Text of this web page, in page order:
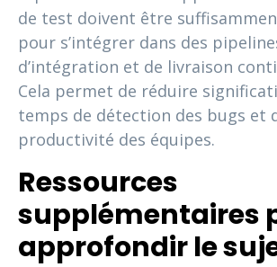
de test doivent être
pour s’intégrer dans des
d’intégration et de livraison
Cela permet de réduire
temps de détection des bugs et
productivité des équipes.
Ressources
supplémentaires
approfondir le